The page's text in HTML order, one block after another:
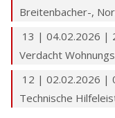
Breitenbacher-,
13 | 04.02.2026 |
Verdacht
12 | 02.02.2026 |
Technische